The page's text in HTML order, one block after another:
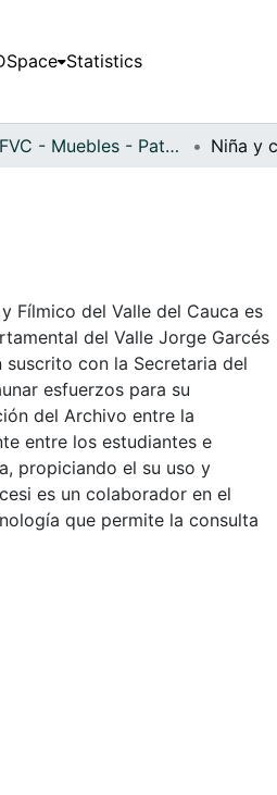
Statistics
APFFVC - Muebles - Patrimonial Niña y
Fílmico del Valle del Cauca es
del Valle Jorge Garcés
con la Secretaria del
esfuerzos para su
del Archivo entre la
entre los estudiantes e
propiciando el su uso y
es un colaborador en el
que permite la consulta